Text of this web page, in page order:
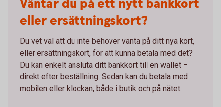
Väntar du på ett nytt bankkort
eller ersättningskort?
Du vet väl att du inte behöver vänta på ditt nya kort,
eller ersättningskort, för att kunna betala med det?
Du kan enkelt ansluta ditt bankkort till en wallet –
direkt efter beställning. Sedan kan du betala med
mobilen eller klockan, både i butik och på nätet.